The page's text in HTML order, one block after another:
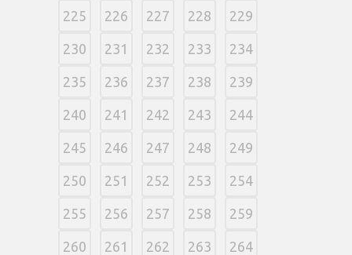
225 226 227 228 229
230 231 232 233 234
235 236 237 238 239
240 241 242 243 244
245 246 247 248 249
250 251 252 253 254
255 256 257 258 259
260 261 262 263 264